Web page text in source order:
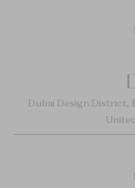
Dubai Design District,